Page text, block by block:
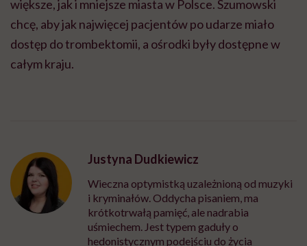
większe, jak i mniejsze miasta w Polsce. Szumowski
chcę, aby jak najwięcej pacjentów po udarze miało
dostęp do trombektomii, a ośrodki były dostępne w
całym kraju.
Justyna Dudkiewicz
Wieczna optymistką uzależnioną od muzyki
i kryminałów. Oddycha pisaniem, ma
krótkotrwałą pamięć, ale nadrabia
uśmiechem. Jest typem gaduły o
hedonistycznym podejściu do życia